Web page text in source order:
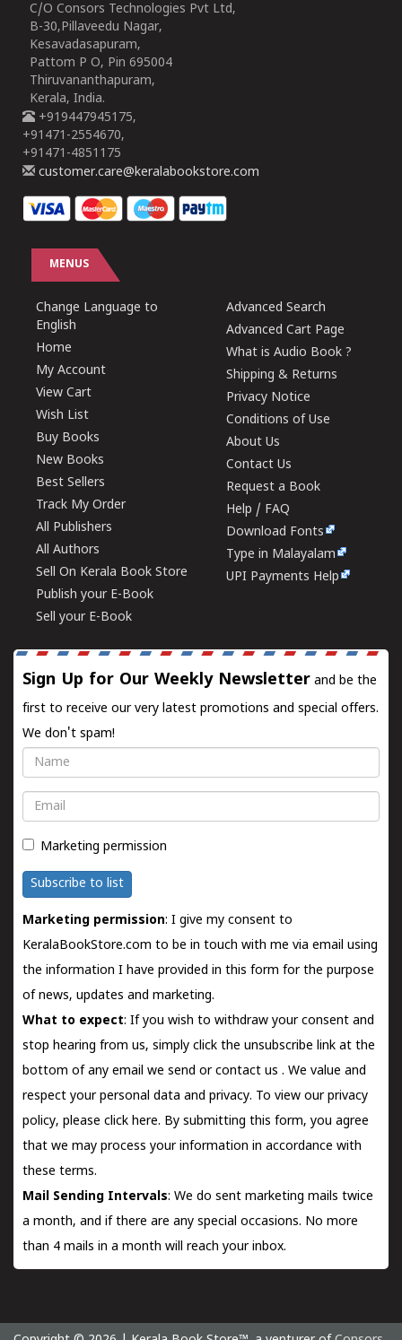
C/O Consors Technologies Pvt Ltd,
B-30,Pillaveedu Nagar,
Kesavadasapuram,
Pattom P O, Pin 695004
Thiruvananthapuram,
Kerala, India.
+919447945175,
+91471-2554670,
+91471-4851175
customer.care@keralabookstore.com
MENUS
Change Language to
English
Home
My Account
View Cart
Wish List
Buy Books
New Books
Best Sellers
Track My Order
All Publishers
All Authors
Sell On Kerala Book Store
Publish your E-Book
Sell your E-Book
Advanced Search
Advanced Cart Page
What is Audio Book ?
Shipping & Returns
Privacy Notice
Conditions of Use
About Us
Contact Us
Request a Book
Help / FAQ
Download Fonts
Type in Malayalam
UPI Payments Help
Sign Up for Our Weekly Newsletter and be the
first to receive our very latest promotions and special offers.
We don't spam!
Name
Email
Marketing permission
Subscribe to list
Marketing permission: I give my consent to
KeralaBookStore.com to be in touch with me via email using
the information I have provided in this form for the purpose
of news, updates and marketing.
What to expect: If you wish to withdraw your consent and
stop hearing from us, simply click the unsubscribe link at the
bottom of any email we send orcontact us . We value and
respect your personal data and privacy. To view our privacy
policy, please click here. By submitting this form, you agree
that we may process your information in accordance with
these terms.
Mail Sending Intervals: We do sent marketing mails twice
a month, and if there are any special occasions. No more
than 4 mails in a month will reach your inbox.